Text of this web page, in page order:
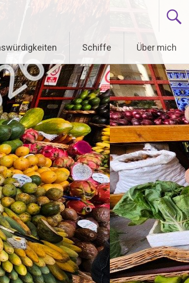
Schiffe Über mich